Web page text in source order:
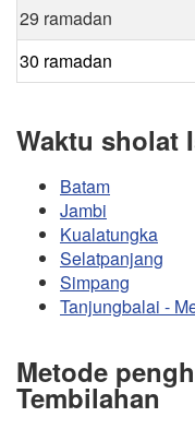
29 ramadan
30 ramadan
Waktu sholat
Batam
Jambi
Kualatungka
Selatpanjang
Simpang
Tanjungbalai -
Metode
Tembilahan